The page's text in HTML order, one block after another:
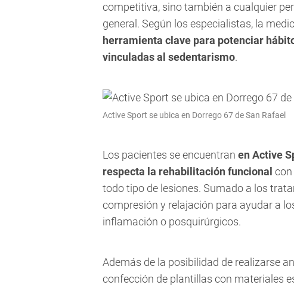
competitiva, sino también a cualquier
general. Según los especialistas, la
herramienta clave para potenciar
vinculadas al sedentarismo.
Active Sport se ubica en Dorrego 67 de San Rafael
Los pacientes se encuentran en Active
respecta la rehabilitación funcional
todo tipo de lesiones. Sumado a los
compresión y relajación para ayudar a
inflamación o posquirúrgicos.
Además de la posibilidad de realizarse
confección de plantillas con materiales